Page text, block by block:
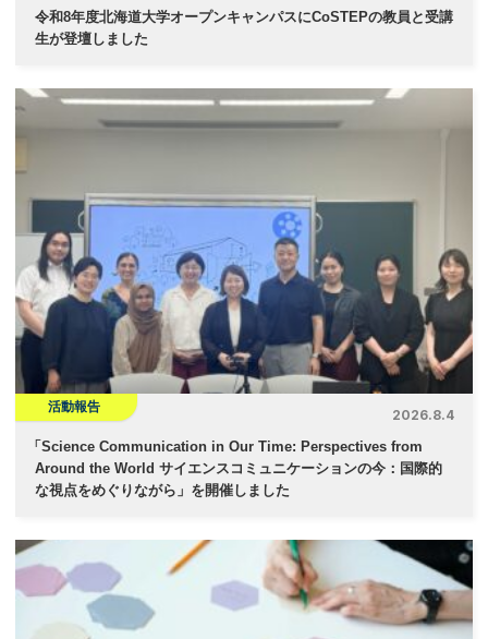
令和8年度北海道大学オープンキャンパスにCoSTEPの教員と受講
生が登壇しました
活動報告
2026.8.4
「 Science Communication in Our Time: Perspectives from
Around the World サイエンスコミュニケーションの今：国際的
な視点をめぐりながら」を開催しました